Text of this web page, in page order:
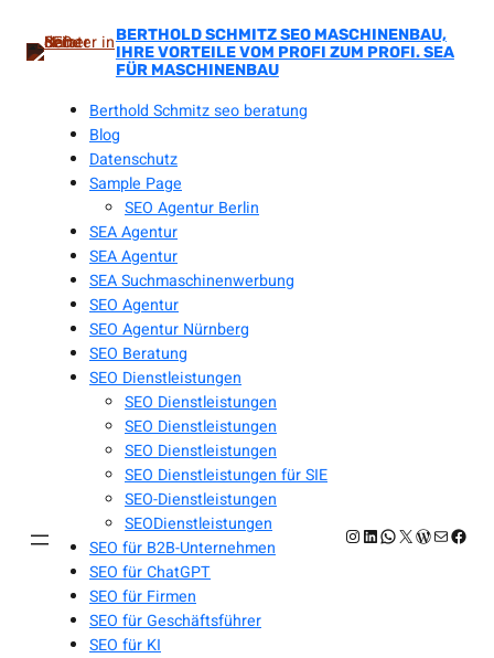
springen
BERTHOLD SCHMITZ SEO MASCHINENBAU,
IHRE VORTEILE VOM PROFI ZUM PROFI. SEA
FÜR MASCHINENBAU
Berthold Schmitz seo beratung
Blog
Datenschutz
Sample Page
SEO Agentur Berlin
SEA Agentur
SEA Agentur
SEA Suchmaschinenwerbung
SEO Agentur
SEO Agentur Nürnberg
SEO Beratung
SEO Dienstleistungen
SEO Dienstleistungen
SEO Dienstleistungen
SEO Dienstleistungen
SEO Dienstleistungen für SIE
SEO-Dienstleistungen
SEODienstleistungen
SEO für B2B-Unternehmen
SEO für ChatGPT
SEO für Firmen
SEO für Geschäftsführer
SEO für KI
Instagram
LinkedIn
WhatsApp
X E-Mail